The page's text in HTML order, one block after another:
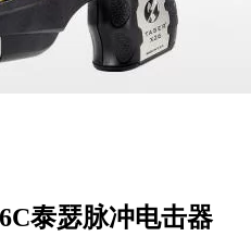
泰瑟脉冲电击器